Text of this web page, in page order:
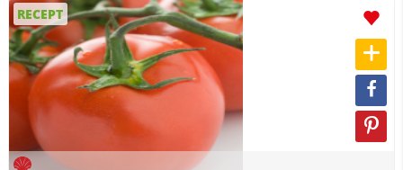
RECEPT